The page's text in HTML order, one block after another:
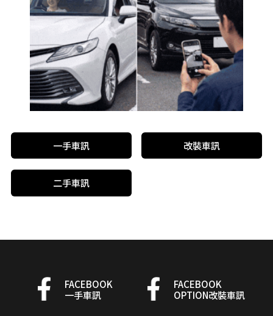
一手車訊 改裝車訊
二手車訊
FACEBOOK
一手車訊
FACEBOOK
OPTION改裝車訊